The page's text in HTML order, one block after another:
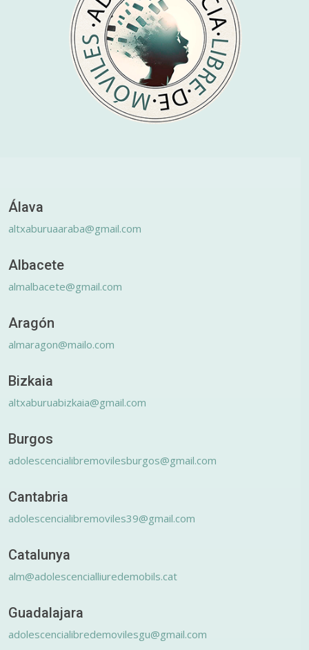
Álava
altxaburuaaraba@gmail.com
Albacete
almalbacete@gmail.com
Aragón
almaragon@mailo.com
Bizkaia
altxaburuabizkaia@gmail.com
Burgos
adolescencialibremovilesburgos@gmail.com
Cantabria
adolescencialibremoviles39@gmail.com
Catalunya
alm@adolescencialliuredemobils.cat
Guadalajara
adolescencialibredemovilesgu@gmail.com